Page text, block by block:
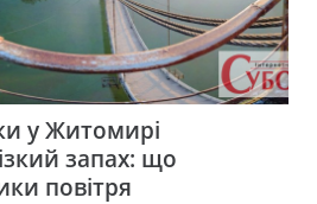
у Житомирі
запах: що
повітря